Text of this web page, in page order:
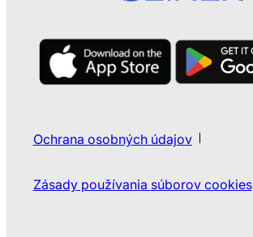
Ochrana osobných údajov
Zásady používania súborov cookies